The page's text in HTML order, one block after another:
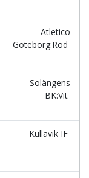
Atletico
Göteborg:Röd
Solängens
BK:Vit
Kullavik IF